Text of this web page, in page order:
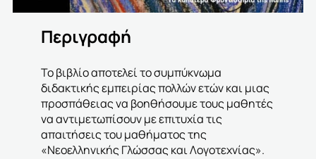
Περιγραφή
Το βιβλίο αποτελεί το συμπύκνωμα
διδακτικής εμπειρίας πολλών ετών και μιας
προσπάθειας να βοηθήσουμε τους μαθητές
να αντιμετωπίσουν με επιτυχία τις
απαιτήσεις του μαθήματος της
«Νεοελληνικής Γλώσσας και Λογοτεχνίας».